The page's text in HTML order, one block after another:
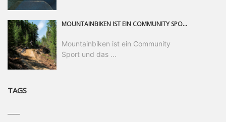
MOUNTAINBIKEN IST EIN COMMUNITY SPORT UND DAS BEWEIST SICH IN DER BIKE REPUBLIC SÖLDEN GERADE EINDRUCKSVOLL AUF ALLEN LEVELN. FREERIDE PROFI, SHAPERIN UND FRISCH GEWÄHLTE SWATCH NINES MVP VERO SANDLER IST BEGEISTERT VON DER VIELFALT DER BIKE DESTINATION, DER NEUEN JUMPLINE UND PLÄDIERT FÜR MUT BEI (FRAUEN) COMMUNITIES. VERO UND IHR VERLOBTER SAM HODGES VERBRINGEN MEHRERE MONATE IN DER BIKE REPUBLIC UND LASSEN UNS DARAN TEILHABEN. UM COMMUNITY GEHT ES AUCH BEI DER PARTNERSCHAFT ZWISCHEN SÖLDEN UND DEM NEUEN RIDERS PARK DONOVALY IN DER SLOWAKEI: DER DORTIGE TOURISMUSDIREKTOR JIRI PEC IST ÜBERZEUGT: VON MEHR BIKEPARKS PROFITIERT DIE GANZE MTB-SZENE – UND MIT DOMINIK LINSER, GESCHÄFTSFÜHRER DER BRS, HAT ER DAMIT DEN PERFEKTEN PARTNER GEFUNDEN.
Mountainbiken ist ein Community
Sport und das ...
TAGS